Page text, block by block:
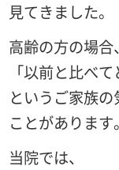
見てきました。
高齢の方の場合
「以前と比べ
というご家族
ことがあります。
当院では、